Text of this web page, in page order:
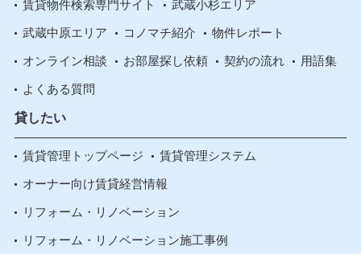
賃貸物件検索専門サイト 武蔵小杉エリア
武蔵中原エリア コノマチ紹介 物件レポート
オンライン相談 お部屋探し依頼 契約の流れ 用語集
よくある質問
貸したい
賃貸管理トップページ 賃貸管理システム
オーナー向け賃貸経営情報
リフォーム・リノベーション
リフォーム・リノベーション施工事例